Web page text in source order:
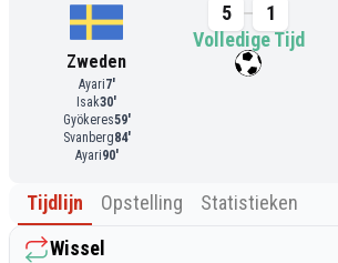
Zweden
Ayari7'
Isak30'
Gyökeres59'
Svanberg84'
Ayari90'
5
1
Volledige Tijd
Tijdlijn Opstelling
Statistieken
Wissel